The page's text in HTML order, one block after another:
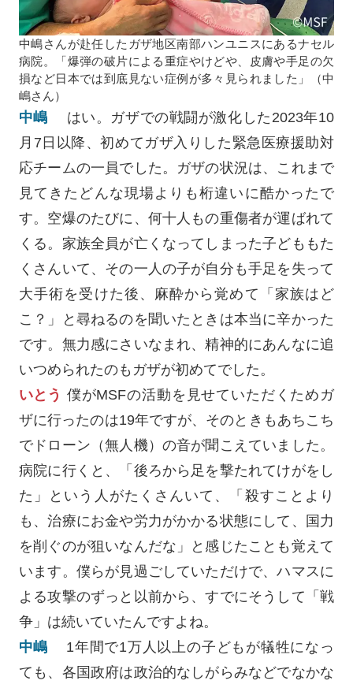
中嶋さんが赴任したガザ地区南部ハンユニスにあるナセル
病院。「爆弾の破片による重症やけどや、皮膚や手足の欠
損など日本では到底見ない症例が多々見られました」（中
嶋さん）
中嶋
はい。ガザでの戦闘が激化した2023年10
月7日以降、初めてガザ入りした緊急医療援助対
応チームの一員でした。ガザの状況は、これまで
見てきたどんな現場よりも桁違いに酷かったで
す。空爆のたびに、何十人もの重傷者が運ばれて
くる。家族全員が亡くなってしまった子どももた
くさんいて、その一人の子が自分も手足を失って
大手術を受けた後、麻酔から覚めて「家族はど
こ？」と尋ねるのを聞いたときは本当に辛かった
です。無力感にさいなまれ、精神的にあんなに追
いつめられたのもガザが初めてでした。
いとう 僕がMSFの活動を見せていただくためガ
ザに行ったのは19年ですが、そのときもあちこち
でドローン（無人機）の音が聞こえていました。
病院に行くと、「後ろから足を撃たれてけがをし
た」という人がたくさんいて、「殺すことより
も、治療にお金や労力がかかる状態にして、国力
を削ぐのが狙いなんだな」と感じたことも覚えて
います。僕らが見過ごしていただけで、ハマスに
よる攻撃のずっと以前から、すでにそうして「戦
争」は続いていたんですよね。
中嶋
1年間で1万人以上の子どもが犠牲になっ
ても、各国政府は政治的なしがらみなどでなかな